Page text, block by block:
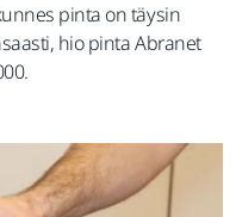
pinta on täysin
hio pinta Abranet